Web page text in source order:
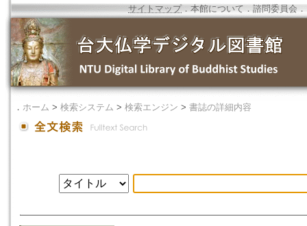
サイトマップ．本館について ． 諮問委員会 ．
． ホーム > 検索システム > 検索エンジン > 書誌の詳細内容